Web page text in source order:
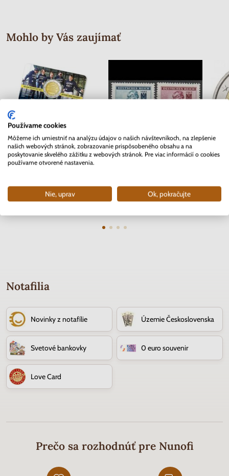
Mohlo by Vás zaujímať
2 EURO Belgicko 2017 -
Skladom
10.90 €
Skladom 2 ks
0.40 €
Notafilia
Novinky z notafílie Územie Československa
Svetové bankovky 0 euro souvenir
Love Card
Prečo sa rozhodnúť pre Nunofi
Používame cookies
Môžeme ich umiestniť na analýzu údajov o našich návštevníkoch, na zlepšenie
našich webových stránok, zobrazovanie prispôsobeného obsahu a na
poskytovanie skvelého zážitku z webových stránok. Pre viac informácií o cookies
používame otvorené nastavenia.
Nie, uprav Ok, pokračujte